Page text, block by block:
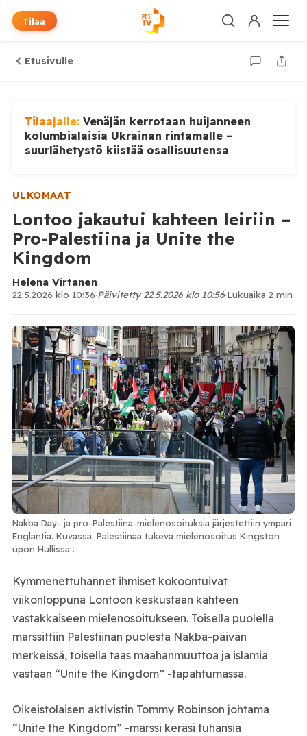
Tilaa
Etusivulle
Tilaajalle: Venäjän kerrotaan huijanneen
kolumbialaisia Ukrainan rintamalle –
suurlähetystö kiistää osallisuutensa
ULKOMAAT
Lontoo jakautui kahteen leiriin –
Pro-Palestiina ja Unite the
Kingdom
Helena Virtanen
22.5.2026 klo 10:36·Päivitetty 22.5.2026 klo 10:56·Lukuaika 2 min
Nakba Day- ja pro-Palestiina-mielenosoituksia järjestettiin ympäri
Englantia. Kuvassa. Palestiinaa tukeva mielenosoitus Kingston
upon Hullissa .
Kymmenettuhannet ihmiset kokoontuivat
viikonloppuna Lontoon keskustaan kahteen
vastakkaiseen mielenosoitukseen. Toisella puolella
marssittiin Palestiinan puolesta Nakba-päivän
merkeissä, toisella taas maahanmuuttoa ja islamia
vastaan “Unite the Kingdom” -tapahtumassa.
Oikeistolaisen aktivistin Tommy Robinson johtama
“Unite the Kingdom” -marssi keräsi tuhansia